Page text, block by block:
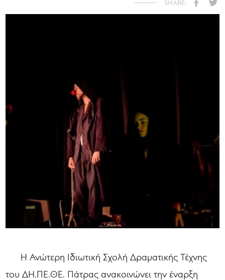
Η Ανώτερη Ιδιωτική Σχολή Δραματικής Τέχνης
του ΔΗ.ΠΕ.ΘΕ. Πάτρας ανακοινώνει την έναρξη